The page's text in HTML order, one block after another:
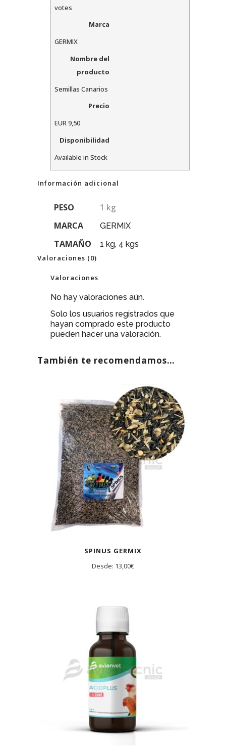
votes
Marca
GERMIX
Nombre del
producto
Semillas Canarios
Precio
EUR9,50
Disponibilidad
Available in Stock
Información adicional
PESO
1 kg
MARCA
GERMIX
TAMAÑO 1 kg, 4 kgs
Valoraciones (0)
Valoraciones
No hay valoraciones aún.
Solo los usuarios registrados que
hayan comprado este producto
pueden hacer una valoración.
También te recomendamos…
SPINUS GERMIX
Desde: 13,00€